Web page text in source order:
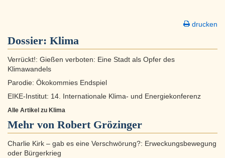
drucken
Dossier: Klima
Verrückt!: Gießen verboten: Eine Stadt als Opfer des
Klimawandels
Parodie: Ökokommies Endspiel
EIKE-Institut: 14. Internationale Klima- und Energiekonferenz
Alle Artikel zu Klima
Mehr von Robert Grözinger
Charlie Kirk – gab es eine Verschwörung?: Erweckungsbewegung
oder Bürgerkrieg